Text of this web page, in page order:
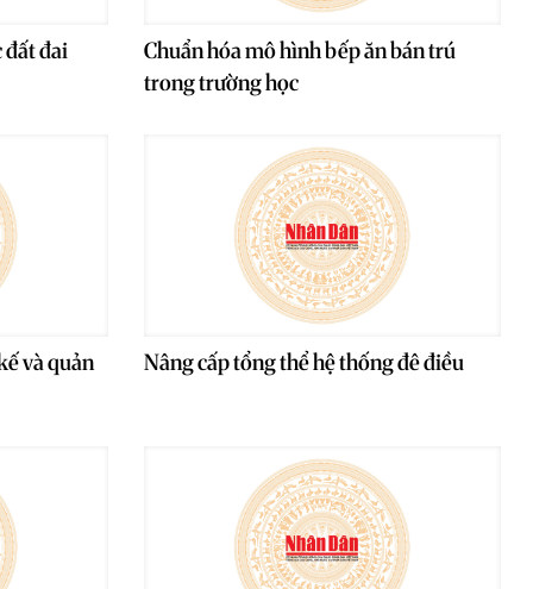
đất đai
Chuẩn hóa mô hình bếp ăn bán trú
trong trường học
và quản
Nâng cấp tổng thể hệ thống đê điều